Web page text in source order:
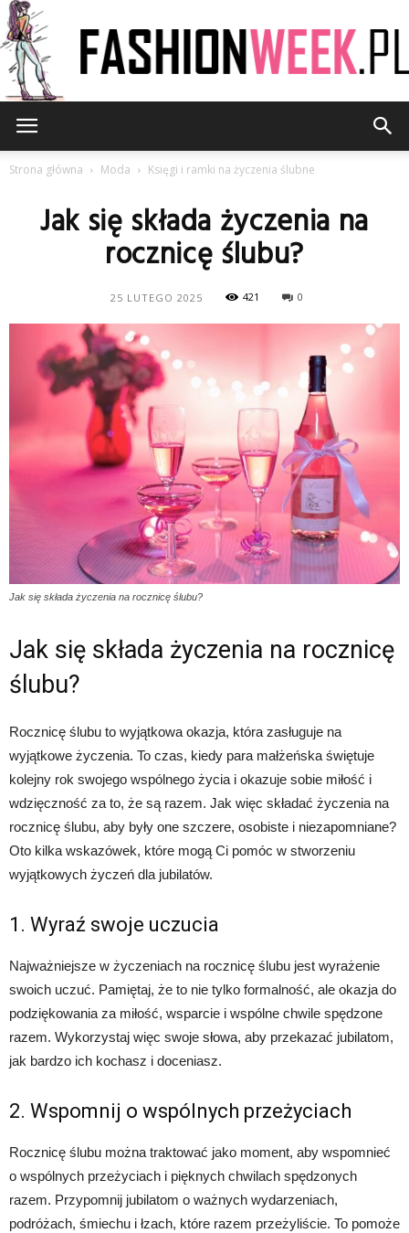
Strona główna Moda Księgi i ramki na życzenia ślubne
Jak się składa życzenia na
rocznicę ślubu?
25 LUTEGO 2025 421 0
Jak się składa życzenia na rocznicę ślubu?
Jak się składa życzenia na rocznicę
ślubu?
Rocznicę ślubu to wyjątkowa okazja, która zasługuje na
wyjątkowe życzenia. To czas, kiedy para małżeńska świętuje
kolejny rok swojego wspólnego życia i okazuje sobie miłość i
wdzięczność za to, że są razem. Jak więc składać życzenia na
rocznicę ślubu, aby były one szczere, osobiste i niezapomniane?
Oto kilka wskazówek, które mogą Ci pomóc w stworzeniu
wyjątkowych życzeń dla jubilatów.
1. Wyraź swoje uczucia
Najważniejsze w życzeniach na rocznicę ślubu jest wyrażenie
swoich uczuć. Pamiętaj, że to nie tylko formalność, ale okazja do
podziękowania za miłość, wsparcie i wspólne chwile spędzone
razem. Wykorzystaj więc swoje słowa, aby przekazać jubilatom,
jak bardzo ich kochasz i doceniasz.
2. Wspomnij o wspólnych przeżyciach
Rocznicę ślubu można traktować jako moment, aby wspomnieć
o wspólnych przeżyciach i pięknych chwilach spędzonych
razem. Przypomnij jubilatom o ważnych wydarzeniach,
podróżach, śmiechu i łzach, które razem przeżyliście. To pomoże